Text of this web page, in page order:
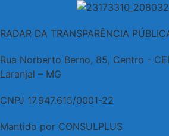
RADAR DA TRANSPARÊNCIA
Rua Norberto Berno, 85, Centro -
Laranjal – MG
CNPJ 17.947.615/0001-22
Mantido por CONSULPLUS